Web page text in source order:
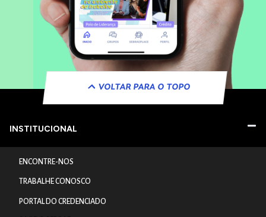
VOLTAR PARA O TOPO
INSTITUCIONAL
ENCONTRE-NOS
TRABALHE CONOSCO
PORTAL DO CREDENCIADO